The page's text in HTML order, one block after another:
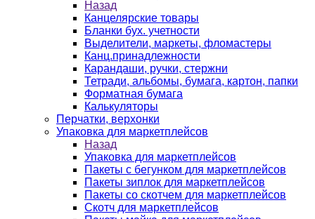
Назад
Канцелярские товары
Бланки бух. учетности
Выделители, маркеты, фломастеры
Канц.принадлежности
Карандаши, ручки, стержни
Тетради, альбомы, бумага, картон, папки
Форматная бумага
Калькуляторы
Перчатки, верхонки
Упаковка для маркетплейсов
Назад
Упаковка для маркетплейсов
Пакеты с бегунком для маркетплейсов
Пакеты зиплок для маркетплейсов
Пакеты со скотчем для маркетплейсов
Скотч для маркетплейсов